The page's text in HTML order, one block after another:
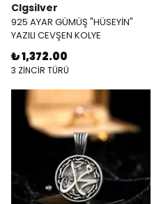
Clgsilver
925 AYAR GÜMÜŞ "HÜSEYİN"
YAZILI CEVŞEN KOLYE
₺ 1,372.00
3 ZİNCİR TÜRÜ